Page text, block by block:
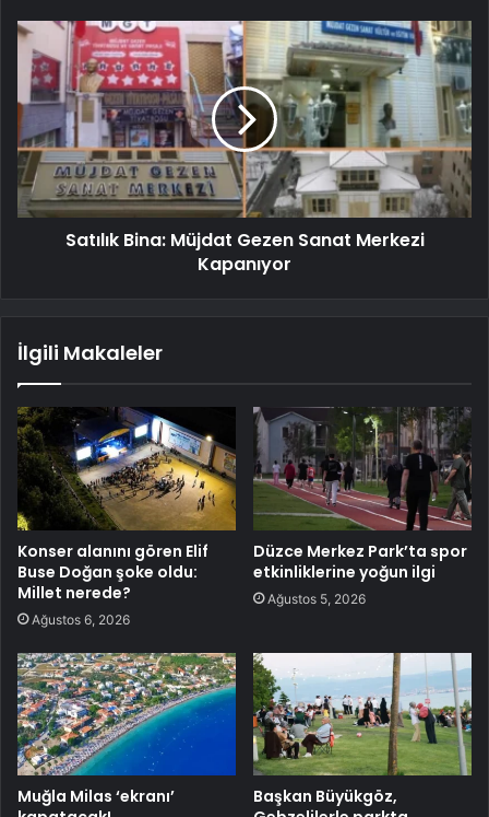
Satılık Bina: Müjdat Gezen Sanat Merkezi
Kapanıyor
İlgili Makaleler
Konser alanını gören Elif
Buse Doğan şoke oldu:
Millet nerede?
Ağustos 6, 2026
Düzce Merkez Park’ta spor
etkinliklerine yoğun ilgi
Ağustos 5, 2026
Muğla Milas ‘ekranı’
Başkan Büyükgöz,